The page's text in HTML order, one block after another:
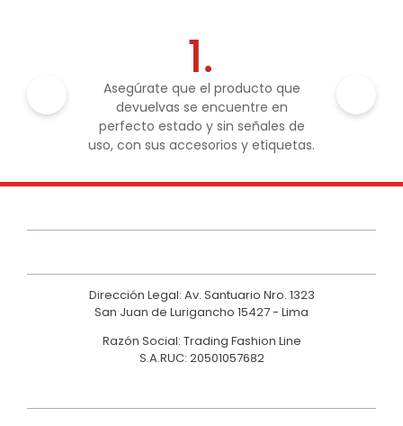
1.
Asegúrate que el producto que
devuelvas se encuentre en
perfecto estado y sin señales de
uso, con sus accesorios y etiquetas.
Dirección Legal: Av. Santuario Nro. 1323
San Juan de Lurigancho 15427 - Lima
Razón Social: Trading Fashion Line
S.A.RUC: 20501057682